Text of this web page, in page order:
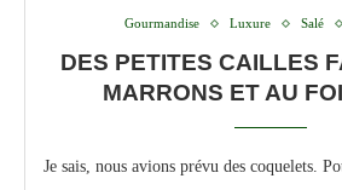
Gourmandise Luxure Salé
DES PETITES CAILLES
MARRONS ET AU
Je sais, nous avions prévu des coquelets.